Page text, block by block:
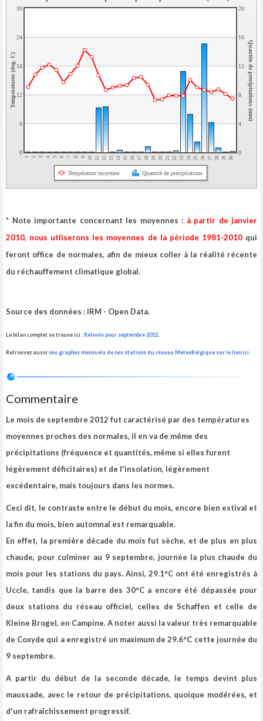
1 2 3 4 5 6 7 8 9 10 11 12 13 14 15 16 17 18 19 20 21 22 23 24 25 26 27 28 29 30
0
6
12
18
24
30
0
4
8
12
16
20
Temperatures (deg. C) Quantite de precipitations (mm)
Température moyenne Quantité de précipitations
* Note importante concernant les moyennes : à partir de janvier
2010, nous utliserons les moyennes de la période 1981-2010qui
feront office de normales, afin de mieux coller à la réalité récente
du réchauffement climatique global.
Source des données : IRM - Open Data.
Le bilan complet se trouve ici :Relevés pour septembre 2012.
Retrouvez aussi nos graphes mensuels de nos stations du réseau MeteoBelgique sur le lien ici.
Commentaire
Le mois de septembre 2012 fut caractérisé par des températures
moyennes proches des normales, il en va de même des
précipitations (fréquence et quantités, même si elles furent
légèrement déficitaires) et de l'insolation, légèrement
excédentaire, mais toujours dans les normes.
Ceci dit, le contraste entre le début du mois, encore bien estival et
la fin du mois, bien automnal est remarquable.
En effet, la première décade du mois fut sèche, et de plus en plus
chaude, pour culminer au 9 septembre, journée la plus chaude du
mois pour les stations du pays. Ainsi, 29.1°C ont été enregistrés à
Uccle, tandis que la barre des 30°C a encore été dépassée pour
deux stations du réseau officiel, celles de Schaffen et celle de
Kleine Brogel, en Campine. A noter aussi la valeur très remarquable
de Coxyde qui a enregistré un maximum de 29.6°C cette journée du
9 septembre.
A partir du début de la seconde décade, le temps devint plus
maussade, avec le retour de précipitations, quoique modérées, et
d'un rafraîchissement progressif.